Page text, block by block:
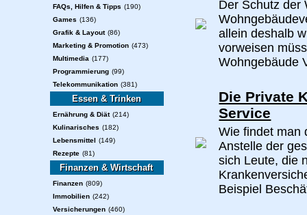
FAQs, Hilfen & Tipps (190)
Games (136)
Grafik & Layout (86)
Marketing & Promotion (473)
Multimedia (177)
Programmierung (99)
Telekommunikation (381)
Essen & Trinken
Ernährung & Diät (214)
Kulinarisches (182)
Lebensmittel (149)
Rezepte (81)
Finanzen & Wirtschaft
Finanzen (809)
Immobilien (242)
Versicherungen (460)
Der Schutz der
allein deshalb
vorweisen
Wohngebäude
Die Private
Service
Wie findet man
Anstelle der
sich Leute, die
Beispiel